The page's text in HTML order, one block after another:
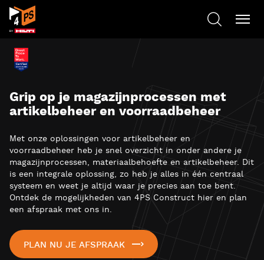
Grip op je magazijnprocessen met
artikelbeheer en voorraadbeheer
Met onze oplossingen voor artikelbeheer en
voorraadbeheer heb je snel overzicht in onder andere je
magazijnprocessen, materiaalbehoefte en artikelbeheer. Dit
is een integrale oplossing, zo heb je alles in één centraal
systeem en weet je altijd waar je precies aan toe bent.
Ontdek de mogelijkheden van 4PS Construct hier en plan
een afspraak met ons in.
PLAN NU JE AFSPRAAK